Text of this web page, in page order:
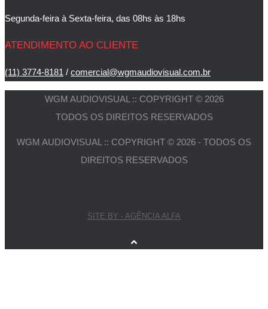
Segunda-feira à Sexta-feira, das 08hs às 18hs
ATENDIMENTO AO CLIENTE
(11) 3774-8181 / comercial@wgmaudiovisual.com.br
WGM AUDIOVISUAL :: COPYRIGHT © 2026
TODOS OS DIREITOS RESERVADOS
WGM AUDIOVISUAL :: COPYRIGHT © 2026 - TODOS OS
DIREITOS RESERVADOS
SITE BY - AGÊNCIA ALFA